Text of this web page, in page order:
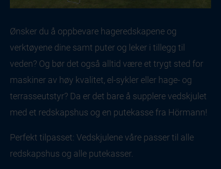
Ønsker du å oppbevare hageredskapene og
verktøyene dine samt puter og leker i tillegg til
veden? Og bør det også alltid være et trygt sted for
maskiner av høy kvalitet, el-sykler eller hage- og
terrasseutstyr? Da er det bare å supplere vedskjulet
med et redskapshus og en putekasse fra Hörmann!
Perfekt tilpasset: Vedskjulene våre passer til alle
redskapshus og alle putekasser.